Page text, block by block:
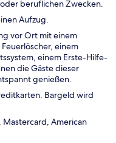
beruflichen Zwecken.
Aufzug.
vor Ort mit einem
einem
einem Erste-Hilfe-
die Gäste dieser
genießen.
Bargeld wird
American